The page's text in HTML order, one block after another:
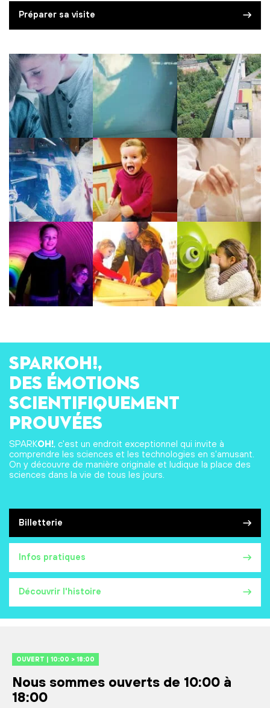
Préparer sa visite
Billetterie
Infos pratiques
Découvrir l'histoire
SPARKOH!,
des émotions
scientifiquement
prouvées
SPARKOH!, c'est un endroit exceptionnel qui invite à
comprendre les sciences et les technologies en s'amusant.
On y découvre de manière originale et ludique la place des
sciences dans la vie de tous les jours.
OUVERT | 10:00 > 18:00
Nous sommes ouverts de 10:00 à
18:00